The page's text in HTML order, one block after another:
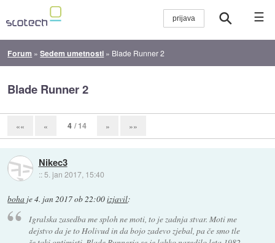
☰
Forum »Sedem umetnosti » Blade Runner 2
Blade Runner 2
«« « 4 / 14 » »»
Nikec3
:: 5. jan 2017, 15:40
boha je4. jan 2017 ob 22:00izjavil:
Igralska zasedba me sploh ne moti, to je zadnja stvar. Moti me
dejstvo da je to Holivud in da bojo zadevo zjebal, pa če smo tle